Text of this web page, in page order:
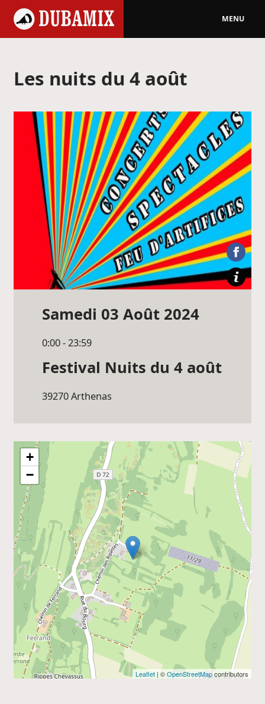
MENU
Les nuits du 4 août
Samedi 03 Août 2024
0:00 - 23:59
Festival Nuits du 4 août
39270Arthenas
+
−
Leaflet | ©OpenStreetMapcontributors